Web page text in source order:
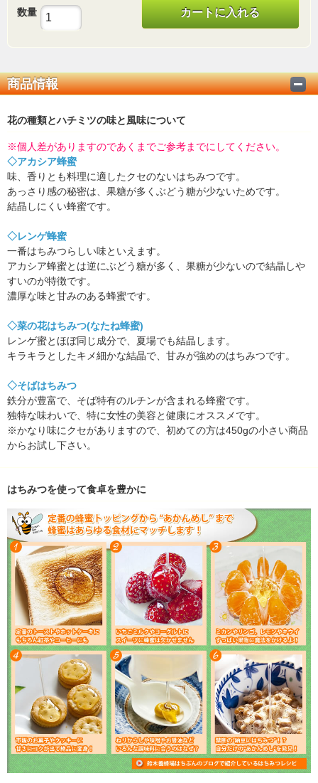
数量 カートに入れる
商品情報
花の種類とハチミツの味と風味について
※個人差がありますのであくまでご参考までにしてください。
◇アカシア蜂蜜
味、香りとも料理に適したクセのないはちみつです。
あっさり感の秘密は、果糖が多くぶどう糖が少ないためです。
結晶しにくい蜂蜜です。
◇レンゲ蜂蜜
一番はちみつらしい味といえます。
アカシア蜂蜜とは逆にぶどう糖が多く、果糖が少ないので結晶しや
すいのが特徴です。
濃厚な味と甘みのある蜂蜜です。
◇菜の花はちみつ(なたね蜂蜜)
レンゲ蜜とほぼ同じ成分で、夏場でも結晶します。
キラキラとしたキメ細かな結晶で、甘みが強めのはちみつです。
◇そばはちみつ
鉄分が豊富で、そば特有のルチンが含まれる蜂蜜です。
独特な味わいで、特に女性の美容と健康にオススメです。
※かなり味にクセがありますので、初めての方は450gの小さい商品
からお試し下さい。
はちみつを使って食卓を豊かに